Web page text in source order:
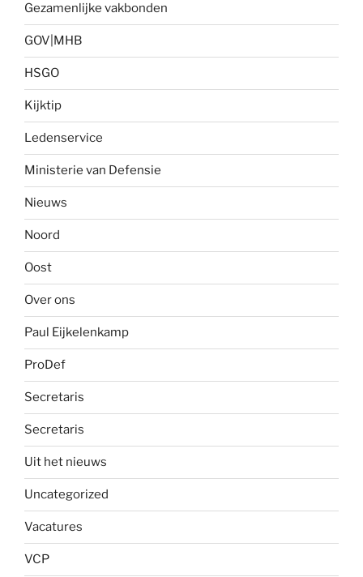
Gezamenlijke vakbonden
GOV|MHB
HSGO
Kijktip
Ledenservice
Ministerie van Defensie
Nieuws
Noord
Oost
Over ons
Paul Eijkelenkamp
ProDef
Secretaris
Secretaris
Uit het nieuws
Uncategorized
Vacatures
VCP